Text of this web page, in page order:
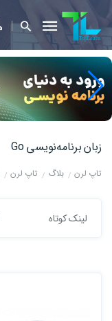
زبان برنامه‌نویسی Go
تاپ لرن بلاگ تاپ لرن
لینک کوتاه